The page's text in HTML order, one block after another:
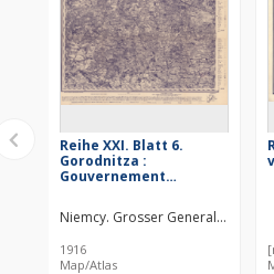
Reihe XXI. Blatt 6.
Gorodnitza :
Gouvernement
Niemcy. Grosser Generalstab.
1916
Map/Atlas